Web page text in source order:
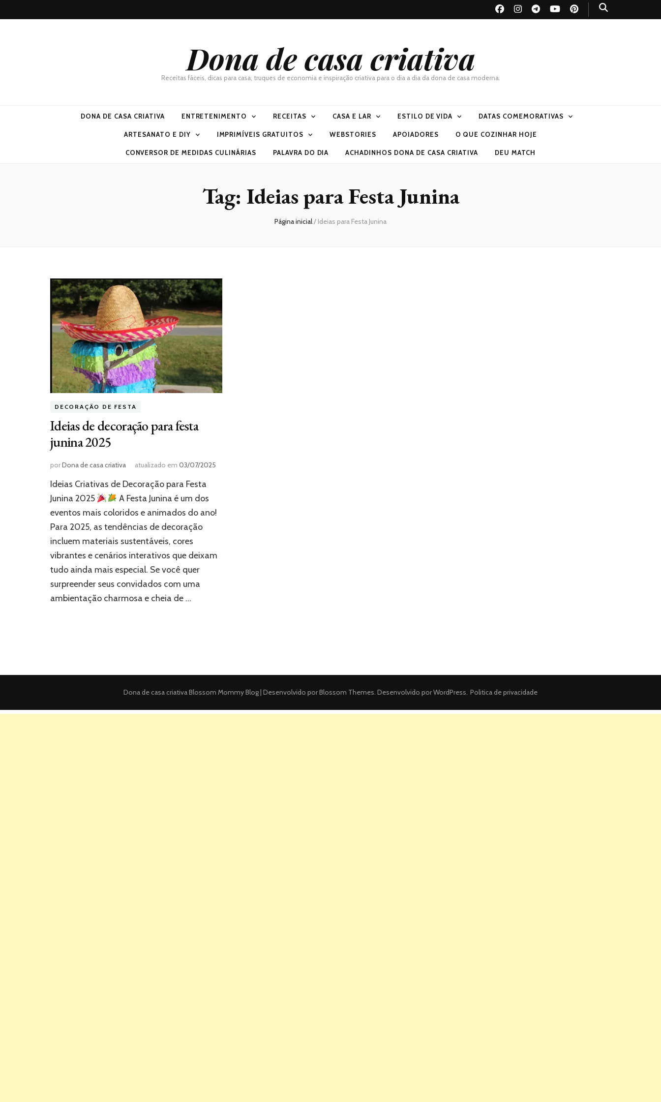
Dona de casa criativa
Receitas fáceis, dicas para casa, truques de economia e inspiração criativa para o dia a dia da dona de casa moderna.
DONA DE CASA CRIATIVA ENTRETENIMENTO RECEITAS CASA E LAR ESTILO DE VIDA DATAS COMEMORATIVAS
ARTESANATO E DIY IMPRIMÍVEIS GRATUITOS WEBSTORIES APOIADORES O QUE COZINHAR HOJE
CONVERSOR DE MEDIDAS CULINÁRIAS PALAVRA DO DIA ACHADINHOS DONA DE CASA CRIATIVA DEU MATCH
Tag: Ideias para Festa Junina
Página inicial/ Ideias para Festa Junina
DECORAÇÃO DE FESTA
Ideias de decoração para festa
junina 2025
porDona de casa criativa atualizado em 03/07/2025
Ideias Criativas de Decoração para Festa
Junina 2025
A Festa Junina é um dos
eventos mais coloridos e animados do ano!
Para 2025, as tendências de decoração
incluem materiais sustentáveis, cores
vibrantes e cenários interativos que deixam
tudo ainda mais especial. Se você quer
surpreender seus convidados com uma
ambientação charmosa e cheia de …
Dona de casa criativaBlossom Mommy Blog | Desenvolvido porBlossom Themes. Desenvolvido porWordPress. Politica de privacidade